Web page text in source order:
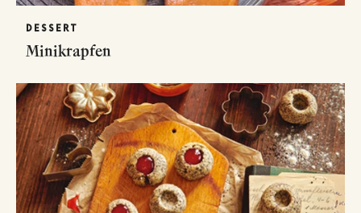
DESSERT
Minikrapfen